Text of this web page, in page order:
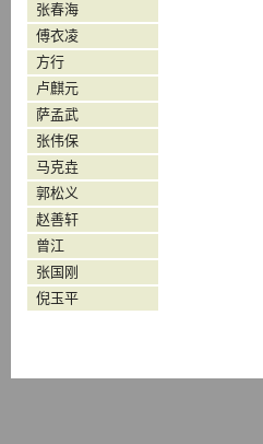
张春海
傅衣凌
方行
卢麒元
萨孟武
张伟保
马克垚
郭松义
赵善轩
曾江
张国刚
倪玉平